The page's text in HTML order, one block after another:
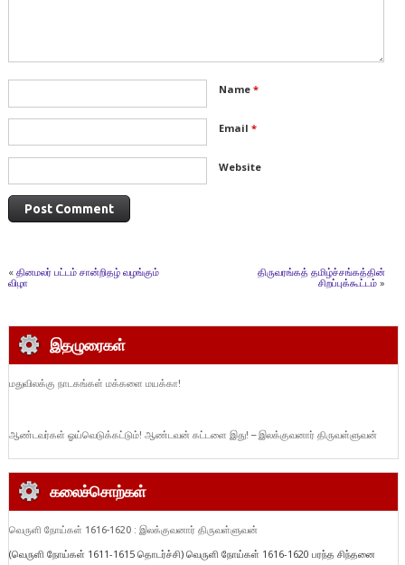
Name *
Email *
Website
« தினமலர் பட்டம் சான்றிதழ் வழங்கும்
விழா
திருவரங்கத் தமிழ்ச்சங்கத்தின்
சிறப்புக்கூட்டம் »
இதழுரைகள்
மதுவிலக்கு நாடகங்கள் மக்களை மயக்கா!
ஆண்டவர்கள் ஓய்வெடுக்கட்டும்! ஆண்டவன் கட்டளை இது! – இலக்குவனார் திருவள்ளுவன்
கலைச்சொற்கள்
வெருளி நோய்கள் 1616-1620 : இலக்குவனார் திருவள்ளுவன்
(வெருளி நோய்கள் 1611-1615 தொடர்ச்சி) வெருளி நோய்கள் 1616-1620 பரந்த சிந்தனை